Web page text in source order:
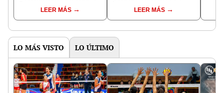
Sudamericana: su
plantel es US$80
LEER MÁS
gana, sella su
clasificación: no es de
LEER MÁS
LO MÁS VISTO LO ÚLTIMO